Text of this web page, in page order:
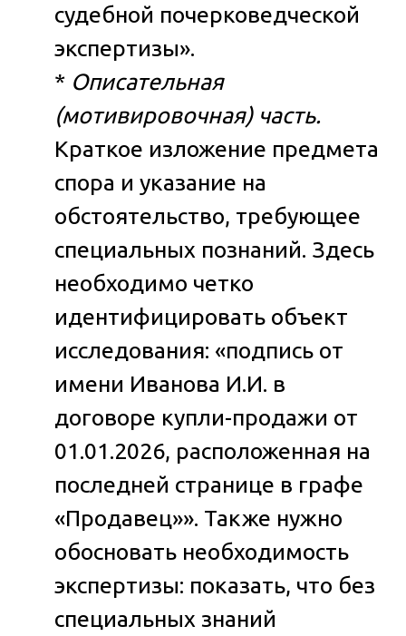
судебной почерковедческой
экспертизы».
* Описательная
(мотивировочная) часть.
Краткое изложение предмета
спора и указание на
обстоятельство, требующее
специальных познаний. Здесь
необходимо четко
идентифицировать объект
исследования: «подпись от
имени Иванова И.И. в
договоре купли-продажи от
01.01.2026, расположенная на
последней странице в графе
«Продавец»». Также нужно
обосновать необходимость
экспертизы: показать, что без
специальных знаний